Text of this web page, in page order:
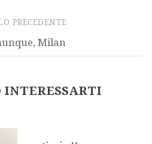
PRECEDENTE
Milan
INTERESSARTI